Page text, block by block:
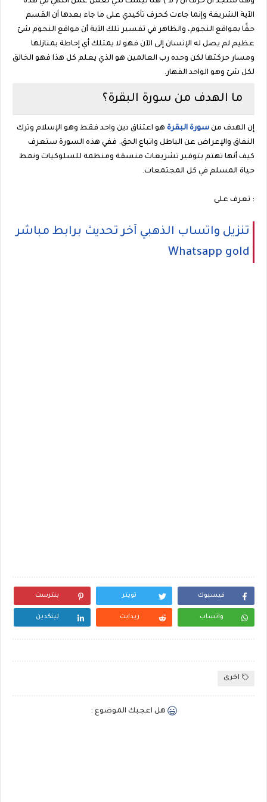
الآية الشريفة وإنما جاءت كحرف تأكيدي على ما جاء بعدها أن القسم
حقًا بمواقع النجوم، والظاهر في تفسير تلك الآية أن مواقع النجوم شئ
عظيم لم يصل له الإنسان إلى الآن فهو لا يمتلك أي إحاطة بمنازلها
ومسار حركتها لكن وحده رب العالمين هو الذي يعلم كل هذا فهو الخالق
لكل شئ وهو الواحد القهار.
ما الهدف من سورة البقرة؟
إن الهدف من سورة البقرة هو اعتناق دين واحد فقط وهو الإسلام وترك
النفاق والإعراض عن الباطل واتباع الحق. ففي هذه السورة ستعرف
كيف أنها تهتم بتوفير تشريعات منسقة ومنظمة للسلوكيات ونمط
حياة المسلم في كل المجتمعات.
تعرف على :
تنزيل واتساب الذهبي آخر تحديث برابط مباشر
Whatsapp gold
فيسبوك تويتر بنترست
واتساب ريدايت لينكدين
اخرى
هل اعجبك الموضوع :